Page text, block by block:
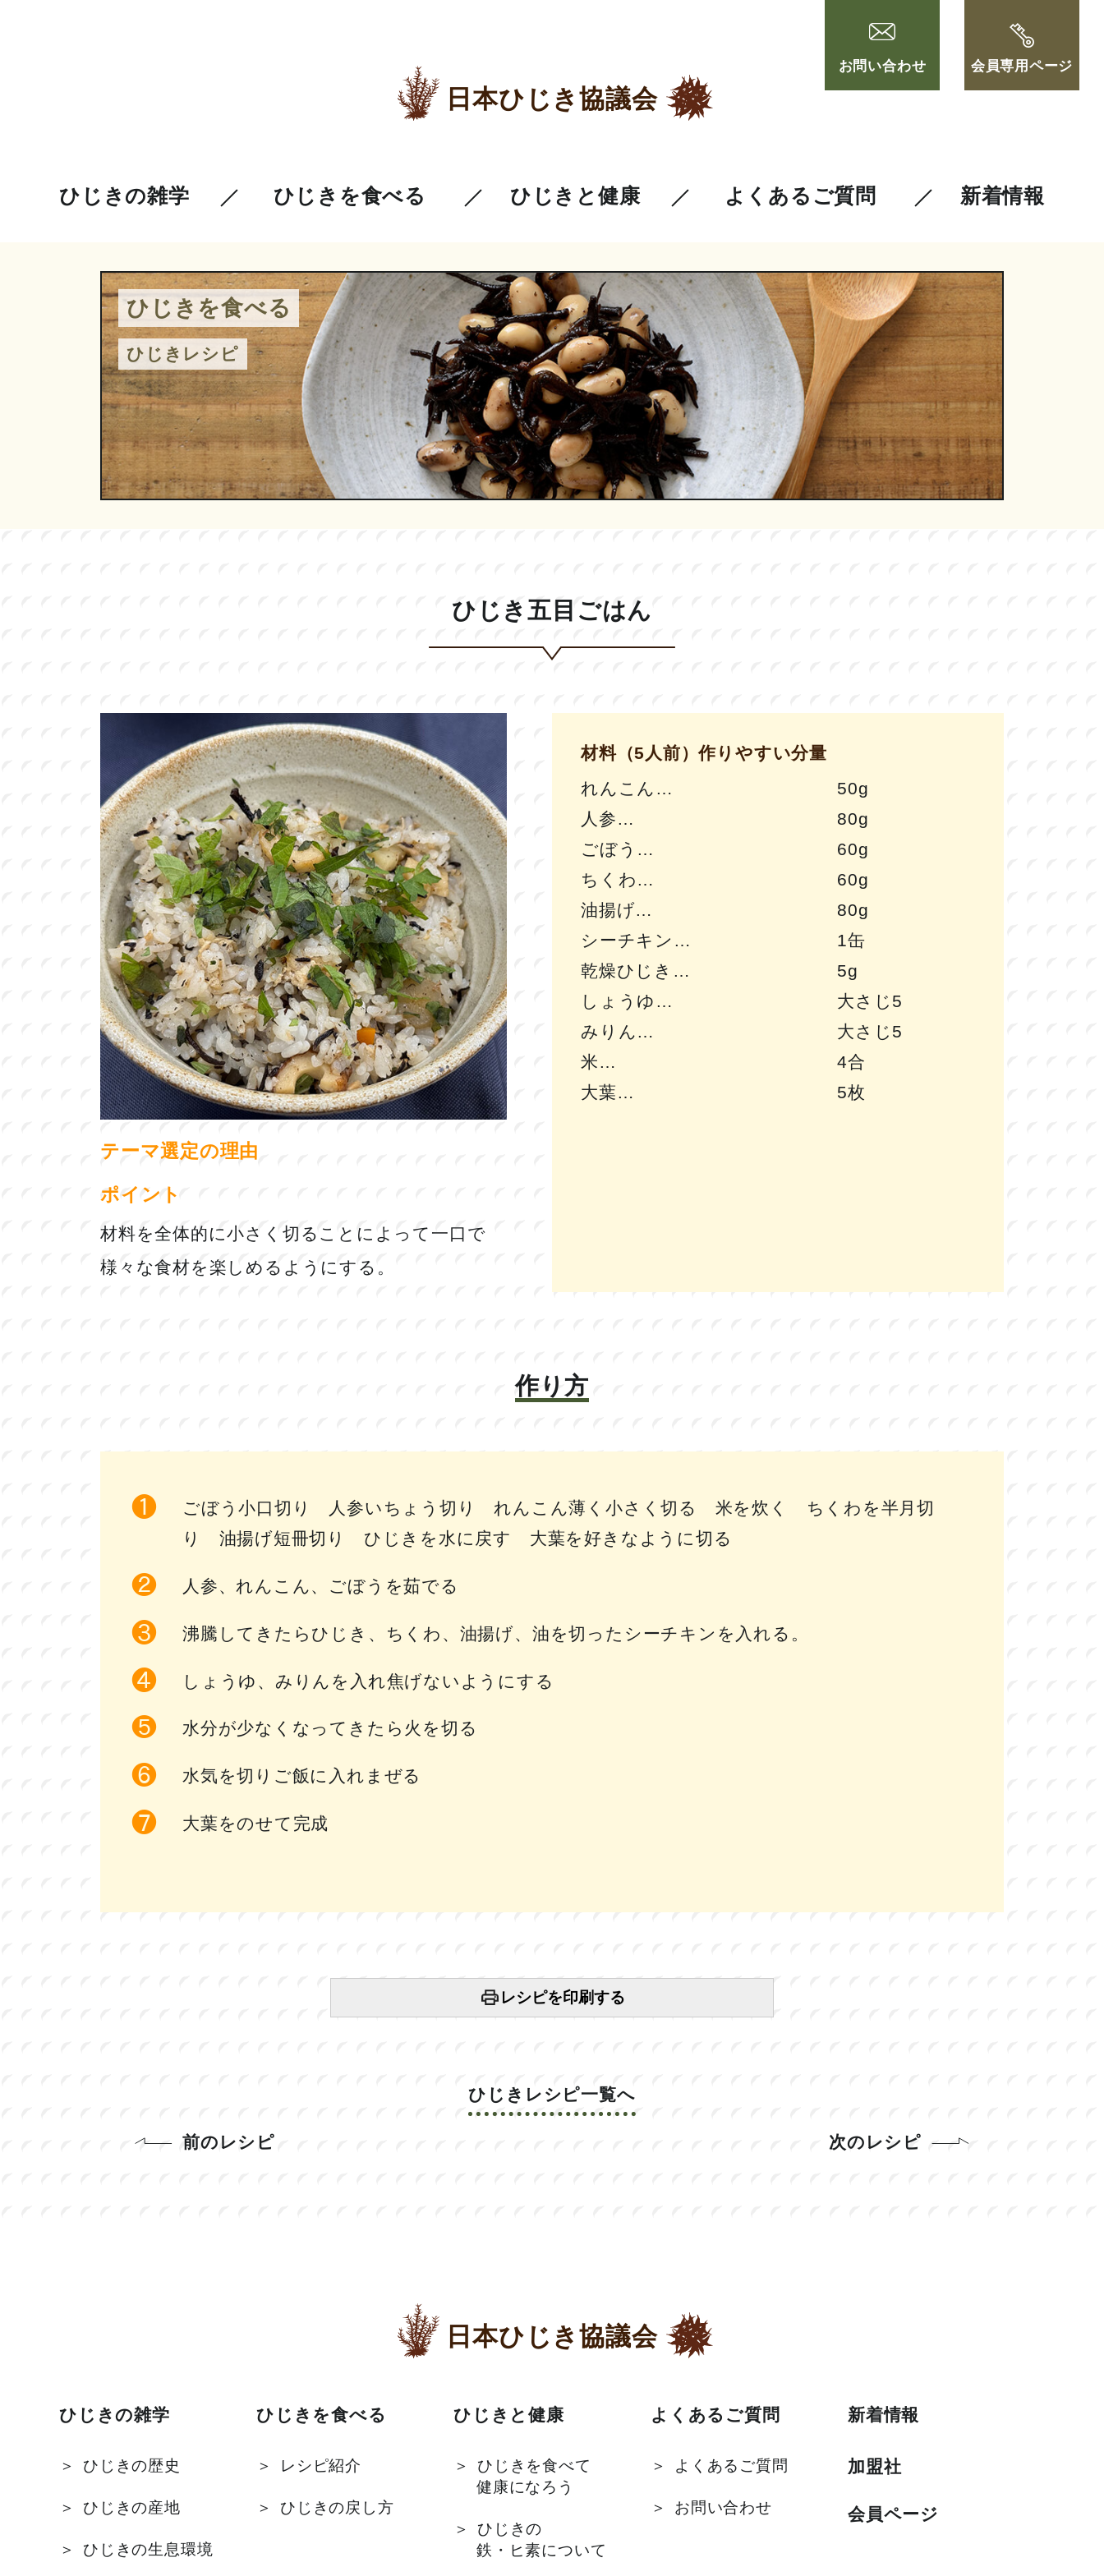
お問い合わせ 会員専用ページ
日本ひじき協議会
ひじきの雑学 ひじきを食べる ひじきと健康 よくあるご質問 新着情報
ひじきを食べる
ひじきレシピ
ひじき五目ごはん
テーマ選定の理由
ポイント
材料を全体的に小さく切ることによって一口で
様々な食材を楽しめるようにする。
材料（5人前）作りやすい分量
れんこん
50g
人参
80g
ごぼう
60g
ちくわ
60g
油揚げ
80g
シーチキン
1缶
乾燥ひじき
5g
しょうゆ
大さじ5
みりん
大さじ5
米
4合
大葉
5枚
作り方
ごぼう小口切り 人参いちょう切り れんこん薄く小さく切る 米を炊く ちくわを半月切
り 油揚げ短冊切り ひじきを水に戻す 大葉を好きなように切る
人参、れんこん、ごぼうを茹でる
沸騰してきたらひじき、ちくわ、油揚げ、油を切ったシーチキンを入れる。
しょうゆ、みりんを入れ焦げないようにする
水分が少なくなってきたら火を切る
水気を切りご飯に入れまぜる
大葉をのせて完成
レシピを印刷する
ひじきレシピ一覧へ
前のレシピ 次のレシピ
日本ひじき協議会
ひじきの雑学
ひじきの歴史
ひじきの産地
ひじきの生息環境
ひじきを食べる
レシピ紹介
ひじきの戻し方
ひじきと健康
ひじきを食べて
健康になろう
ひじきの
鉄・ヒ素について
よくあるご質問
よくあるご質問
お問い合わせ
新着情報
加盟社
会員ページ